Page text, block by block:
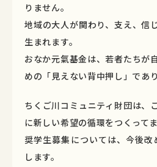
りません。
地域の大人が関わり、支え、信
生まれます。
おなか元氣基金は、若者たちが
めの「見えない背中押し」であ
ちくご川コミュニティ財団は、
に新しい希望の循環をつくってま
奨学生募集については、今後
します。